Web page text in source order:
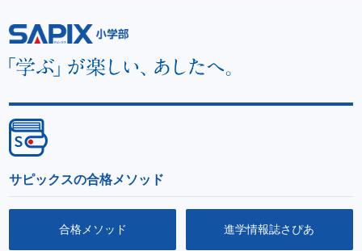
サピックスの合格メソッド
合格メソッド 進学情報誌さぴあ